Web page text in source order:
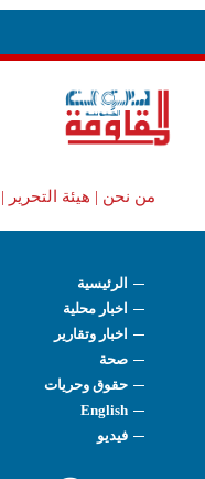
من نحن | هيئة التحرير |
الرئيسية
اخبار محلية
اخبار وتقارير
صحة
حقوق وحريات
English
فيديو